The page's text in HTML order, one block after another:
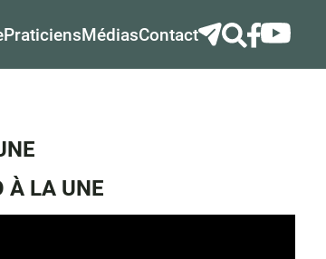
PraticiensMédiasContact
À LA UNE